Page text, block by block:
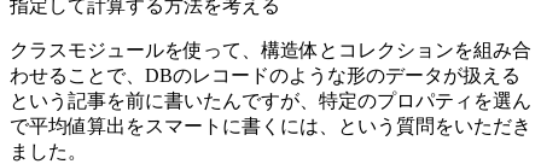
クラスモジュールを使って、構造体とコレクションを組み合
わせることで、DBのレコードのような形のデータが扱える
という記事を前に書いたんですが、特定のプロパティを選ん
で平均値算出をスマートに書くには、という質問をいただき
ました。